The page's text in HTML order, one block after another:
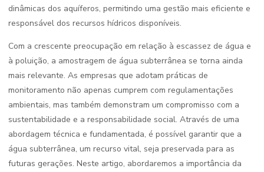
dinâmicas dos aquíferos, permitindo uma gestão mais eficiente e
responsável dos recursos hídricos disponíveis.
Com a crescente preocupação em relação à escassez de água e
à poluição, a amostragem de água subterrânea se torna ainda
mais relevante. As empresas que adotam práticas de
monitoramento não apenas cumprem com regulamentações
ambientais, mas também demonstram um compromisso com a
sustentabilidade e a responsabilidade social. Através de uma
abordagem técnica e fundamentada, é possível garantir que a
água subterrânea, um recurso vital, seja preservada para as
futuras gerações. Neste artigo, abordaremos a importância da